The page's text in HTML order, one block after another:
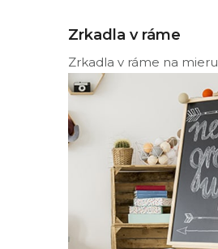
Zrkadla v ráme
Zrkadla v ráme na mieru